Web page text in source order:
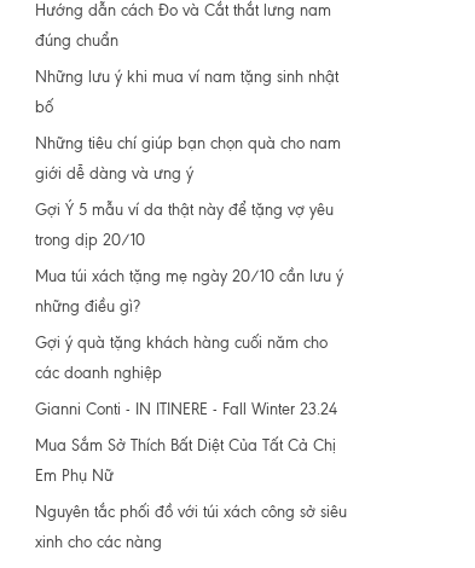
Hướng dẫn cách Đo và Cắt thắt lưng nam
đúng chuẩn
Những lưu ý khi mua ví nam tặng sinh nhật
bố
Những tiêu chí giúp bạn chọn quà cho nam
giới dễ dàng và ưng ý
Gợi Ý 5 mẫu ví da thật này để tặng vợ yêu
trong dịp 20/10
Mua túi xách tặng mẹ ngày 20/10 cần lưu ý
những điều gì?
Gợi ý quà tặng khách hàng cuối năm cho
các doanh nghiệp
Gianni Conti - IN ITINERE - Fall Winter 23.24
Mua Sắm Sở Thích Bất Diệt Của Tất Cả Chị
Em Phụ Nữ
Nguyên tắc phối đồ với túi xách công sở siêu
xinh cho các nàng